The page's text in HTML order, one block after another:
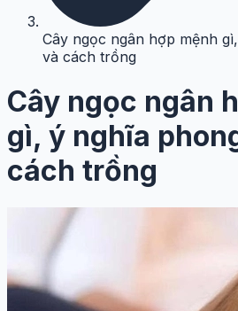
Cây ngọc ngân hợp mệnh
và cách trồng
Cây ngọc ngân
gì, ý nghĩa
cách trồng